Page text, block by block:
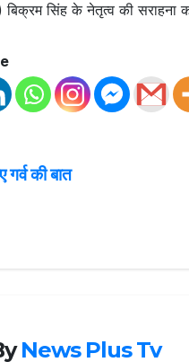
बिक्रम सिंह के नेतृत्व की सराहना
गर्व की बात
News Plus Tv